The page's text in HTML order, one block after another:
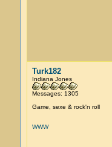
Turk182
Indiana Jones
Messages: 1305
Game, sexe & rock'n roll
WWW